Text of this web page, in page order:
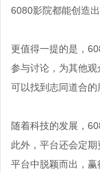
6080影院都能创造
更值得一提的是，
参与讨论，为其他
可以找到志同道合的
随着科技的发展，
此外，平台还会定
平台中脱颖而出，赢